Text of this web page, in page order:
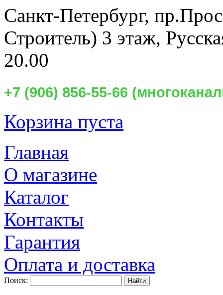
Санкт-Петербург,
Строитель) 3 этаж,
20.00
+7 (906) 856-55-66
Корзина пуста
Главная
О магазине
Каталог
Контакты
Гарантия
Оплата и доставка
Поиск: